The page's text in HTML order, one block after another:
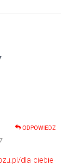
ODPOWIEDZ
dla-ciebie-